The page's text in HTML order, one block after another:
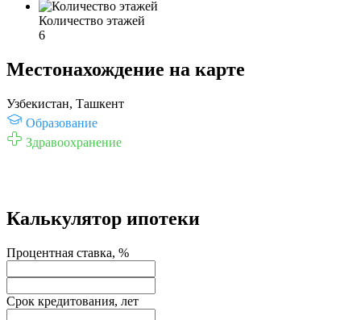
Количество этажей
6
Местонахождение на карте
Узбекистан, Ташкент
Образование
Здравоохранение
Калькулятор ипотеки
Процентная ставка, %
Срок кредитования, лет